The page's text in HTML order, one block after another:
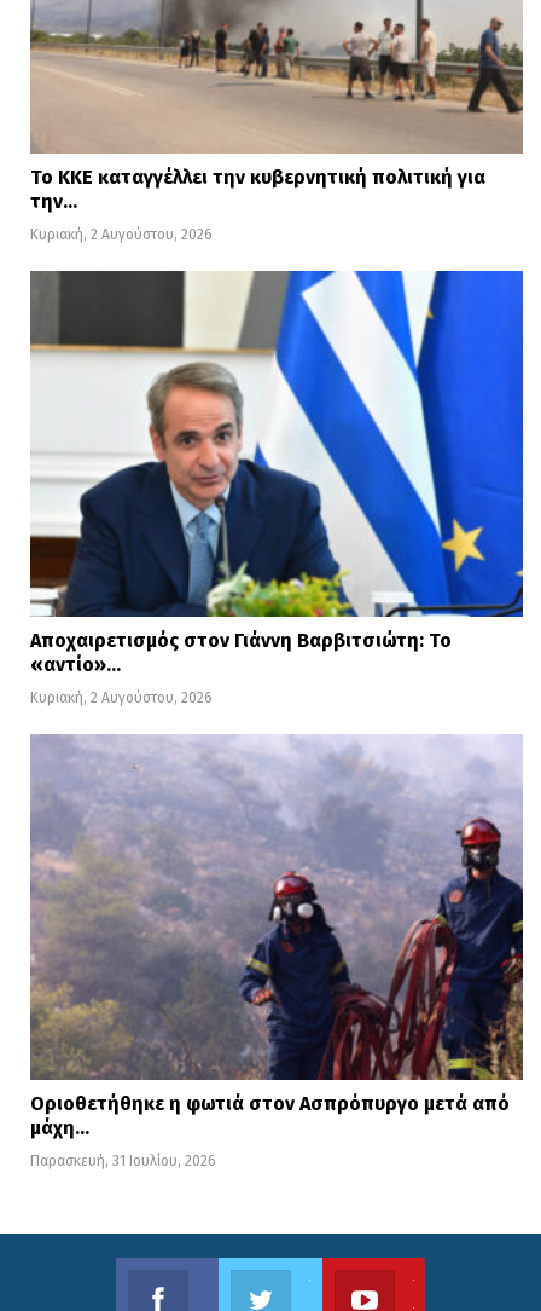
Το ΚΚΕ καταγγέλλει την κυβερνητική πολιτική για
την…
Κυριακή, 2 Αυγούστου, 2026
Αποχαιρετισμός στον Γιάννη Βαρβιτσιώτη: Το
«αντίο»…
Κυριακή, 2 Αυγούστου, 2026
Οριοθετήθηκε η φωτιά στον Ασπρόπυργο μετά από
μάχη…
Παρασκευή, 31 Ιουλίου, 2026